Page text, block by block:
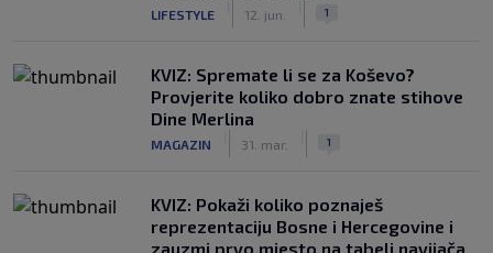
LIFESTYLE 12. jun. 1
KVIZ: Spremate li se za Koševo?
Provjerite koliko dobro znate stihove
Dine Merlina
MAGAZIN 31. mar. 1
KVIZ: Pokaži koliko poznaješ
reprezentaciju Bosne i Hercegovine i
zauzmi prvo mjesto na tabeli navijača